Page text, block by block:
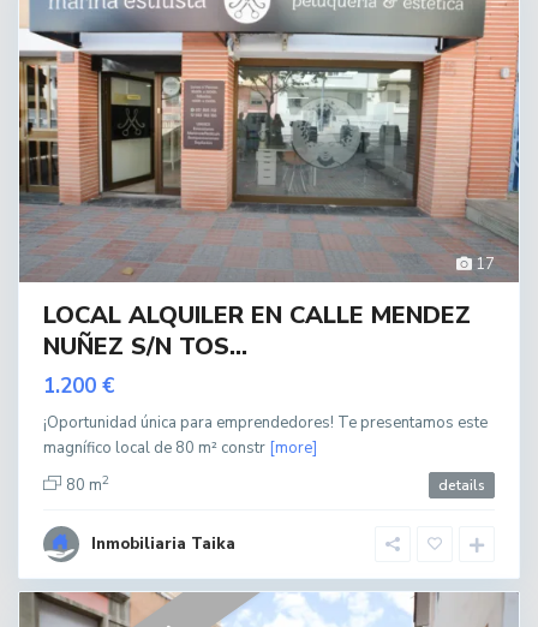
17
LOCAL ALQUILER EN CALLE MENDEZ
NUÑEZ S/N TOS...
1.200 €
¡Oportunidad única para emprendedores! Te presentamos este
magnífico local de 80 m² constr [more]
80 m2 details
Inmobiliaria Taika